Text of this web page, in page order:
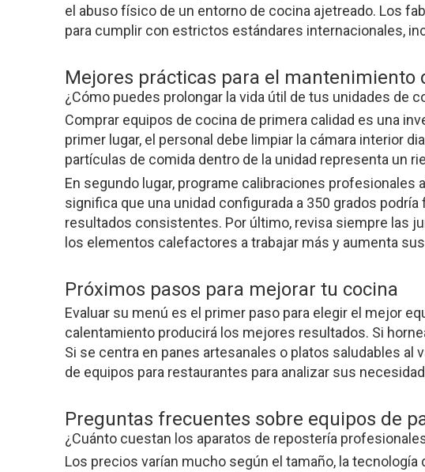
el abuso físico de un entorno de cocina ajetreado. Los
para cumplir con estrictos estándares internacionales,
Mejores prácticas para el mantenimiento
¿Cómo puedes prolongar la vida útil de tus unidades de
Comprar equipos de cocina de primera calidad es una
primer lugar, el personal debe limpiar la cámara interior
partículas de comida dentro de la unidad representa un
En segundo lugar, programe calibraciones profesionales
significa que una unidad configurada a 350 grados
resultados consistentes. Por último, revisa siempre las
los elementos calefactores a trabajar más y aumenta
Próximos pasos para mejorar tu cocina
Evaluar su menú es el primer paso para elegir el mejor
calentamiento producirá los mejores resultados. Si
Si se centra en panes artesanales o platos saludables
de equipos para restaurantes para analizar sus
Preguntas frecuentes sobre equipos de
¿Cuánto cuestan los aparatos de repostería
Los precios varían mucho según el tamaño, la